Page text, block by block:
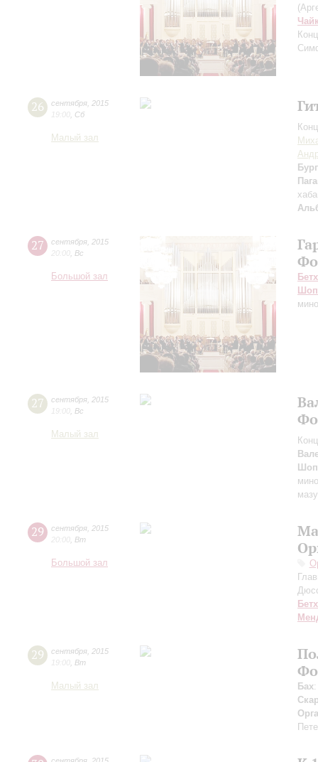
26 сентября 2015
19:00 Сб
Малый зал
27 сентября 2015
20:00 Вс
Большой зал
27 сентября 2015
19:00 Вс
Малый зал
29 сентября 2015
20:00 Вт
Большой зал
29 сентября 2015
19:00 Вт
Малый зал Бах